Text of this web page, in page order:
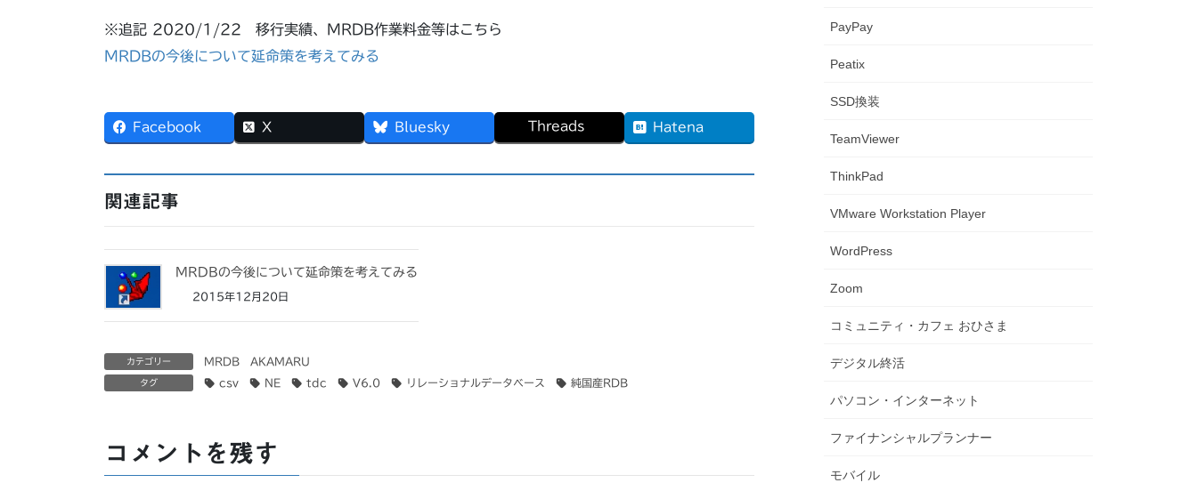
※追記 2020/1/22 移行実績、MRDB作業料金等はこちら
MRDBの今後について延命策を考えてみる
Facebook X Bluesky Threads Hatena
関連記事
MRDBの今後について延命策を考えてみる
2015年12月20日
カテゴリー MRDB AKAMARU
タグ csv NE tdc V6.0 リレーショナルデータベース 純国産RDB
コメントを残す
PayPay
Peatix
SSD換装
TeamViewer
ThinkPad
VMware Workstation Player
WordPress
Zoom
コミュニティ・カフェ おひさま
デジタル終活
パソコン・インターネット
ファイナンシャルプランナー
モバイル